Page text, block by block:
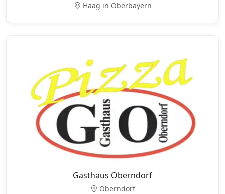
Haag in Oberbayern
Gasthaus Oberndorf
Oberndorf